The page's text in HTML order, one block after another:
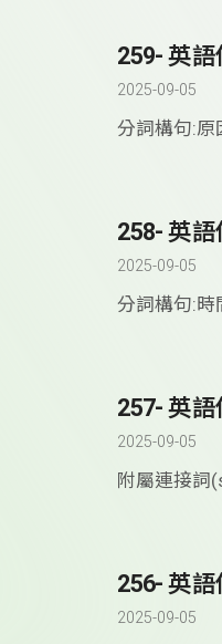
259- 英
2025-09-05
分詞構句:原
258- 英
2025-09-05
分詞構句:時
2025-09-05
附屬連接詞
2025-09-05